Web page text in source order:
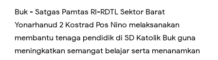
‎Buk - Satgas Pamtas RI-RDTL Sektor Barat
Yonarhanud 2 Kostrad Pos Nino melaksanakan
membantu tenaga pendidik di SD Katolik Buk guna
meningkatkan semangat belajar serta menanamkan